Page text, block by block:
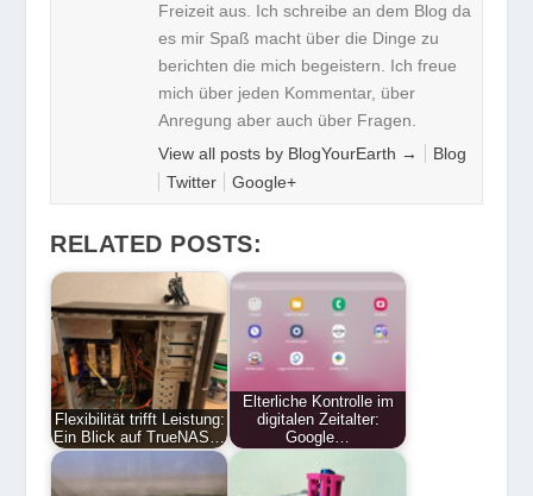
Freizeit aus. Ich schreibe an dem Blog da
es mir Spaß macht über die Dinge zu
berichten die mich begeistern. Ich freue
mich über jeden Kommentar, über
Anregung aber auch über Fragen.
View all posts by BlogYourEarth →
Blog
Twitter
Google+
RELATED POSTS:
Flexibilität trifft Leistung:
Ein Blick auf TrueNAS…
Elterliche Kontrolle im
digitalen Zeitalter:
Google…